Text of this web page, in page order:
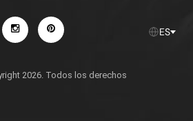
InstagramPinterest ES
2026. Todos los derechos